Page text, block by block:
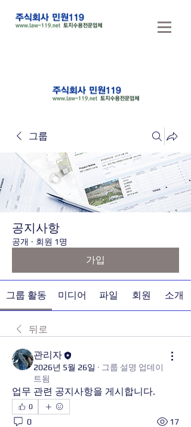
그룹
공지사항
공개 · 회원 1명
가입
그룹 활동 미디어 파일 회원 소개
뒤로
관리자
2026년 5월 26일 · 그룹 설명 업데이
트됨
업무 관련 공지사항을 게시합니다.
0
0 17